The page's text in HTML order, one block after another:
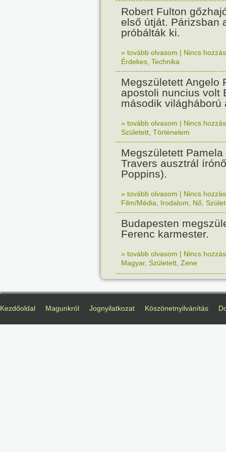
Robert Fulton
első útját. Párizsban
próbálták ki.
» tovább olvasom | Nincs
Érdekes Technika
Megszületett Angelo
apostoli nuncius volt
második világháború
» tovább olvasom | Nincs
Született Történelem
Megszületett Pamela
Travers ausztrál
Poppins).
» tovább olvasom | Nincs
Film/Média
Irodalom Nő
Budapesten
Ferenc karmester.
» tovább olvasom | Nincs
Magyar, Született Zene
Kezdőoldal Magunkról Jognyilatkozat Köszönetnyilvánítás